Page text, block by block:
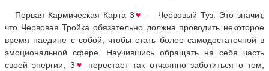
Первая Кармическая Карта 3♥ — Червовый Туз. Это значит,
что Червовая Тройка обязательно должна проводить некоторое
время наедине с собой, чтобы стать более самодостаточной в
эмоциональной сфере. Научившись обращать на себя часть
своей энергии, 3 ♥
перестает так отчаянно заботиться о том,